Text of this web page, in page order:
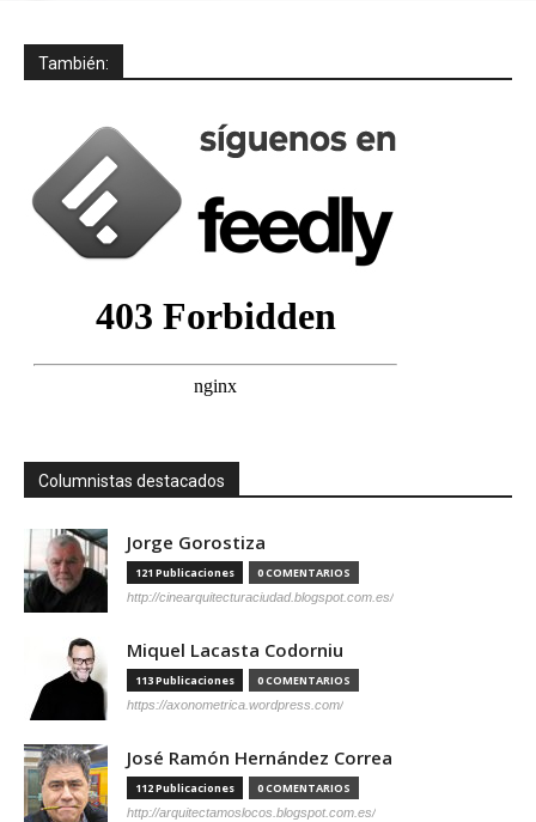
También:
Columnistas destacados
Jorge Gorostiza
121 Publicaciones 0 COMENTARIOS
http://cinearquitecturaciudad.blogspot.com.es/
Miquel Lacasta Codorniu
113 Publicaciones 0 COMENTARIOS
https://axonometrica.wordpress.com/
José Ramón Hernández Correa
112 Publicaciones 0 COMENTARIOS
http://arquitectamoslocos.blogspot.com.es/